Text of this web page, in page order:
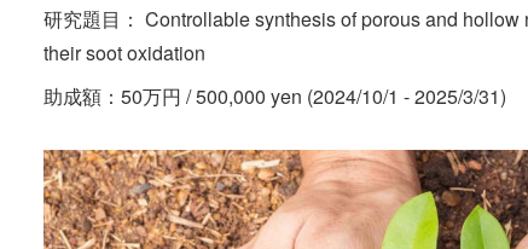
研究題目： Controllable synthesis of porous and
their soot oxidation
助成額：50万円 / 500,000 yen (2024/10/1 - 2025/3/31)